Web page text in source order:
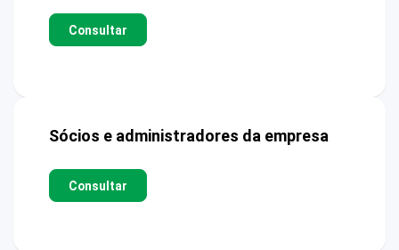
Consultar
Sócios e administradores da empresa
Consultar